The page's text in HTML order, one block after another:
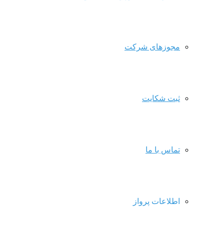
مجوزهای شرکت
ثبت شکایت
تماس با ما
اطلاعات پرواز